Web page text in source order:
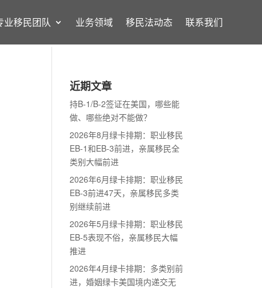
业移民团队 业务领域 移民法动态 联系我们
近期文章
持B-1/B-2签证在美国，哪些能
做、哪些绝对不能做？
2026年8月绿卡排期：职业移民
EB-1和EB-3前进，亲属移民全
类别大幅前进
2026年6月绿卡排期：职业移民
EB-3前进47天，亲属移民多类
别继续前进
2026年5月绿卡排期：职业移民
EB-5表现不俗，亲属移民大幅
推进
2026年4月绿卡排期：多类别前
进，婚姻绿卡美国境内递交无